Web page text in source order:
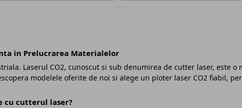
in Prelucrarea Materialelor
Laserul CO2, cunoscut si sub denumirea de cutter laser, este o
modelele oferite de noi si alege un ploter laser CO2 fiabil,
cu cutterul laser?